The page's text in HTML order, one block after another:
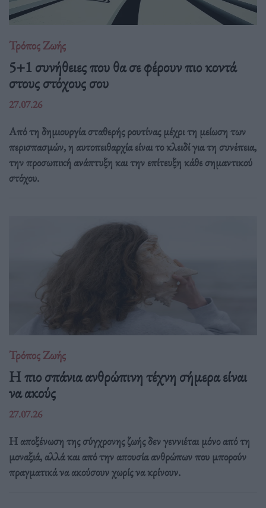
Τρόπος Ζωής
5+1 συνήθειες που θα σε φέρουν πιο κοντά
στους στόχους σου
27.07.26
Από τη δημιουργία σταθερής ρουτίνας μέχρι τη μείωση των
περισπασμών, η αυτοπειθαρχία είναι το κλειδί για τη συνέπεια,
την προσωπική ανάπτυξη και την επίτευξη κάθε σημαντικού
στόχου.
Τρόπος Ζωής
Η πιο σπάνια ανθρώπινη τέχνη σήμερα είναι
να ακούς
27.07.26
Η αποξένωση της σύγχρονης ζωής δεν γεννιέται μόνο από τη
μοναξιά, αλλά και από την απουσία ανθρώπων που μπορούν
πραγματικά να ακούσουν χωρίς να κρίνουν.